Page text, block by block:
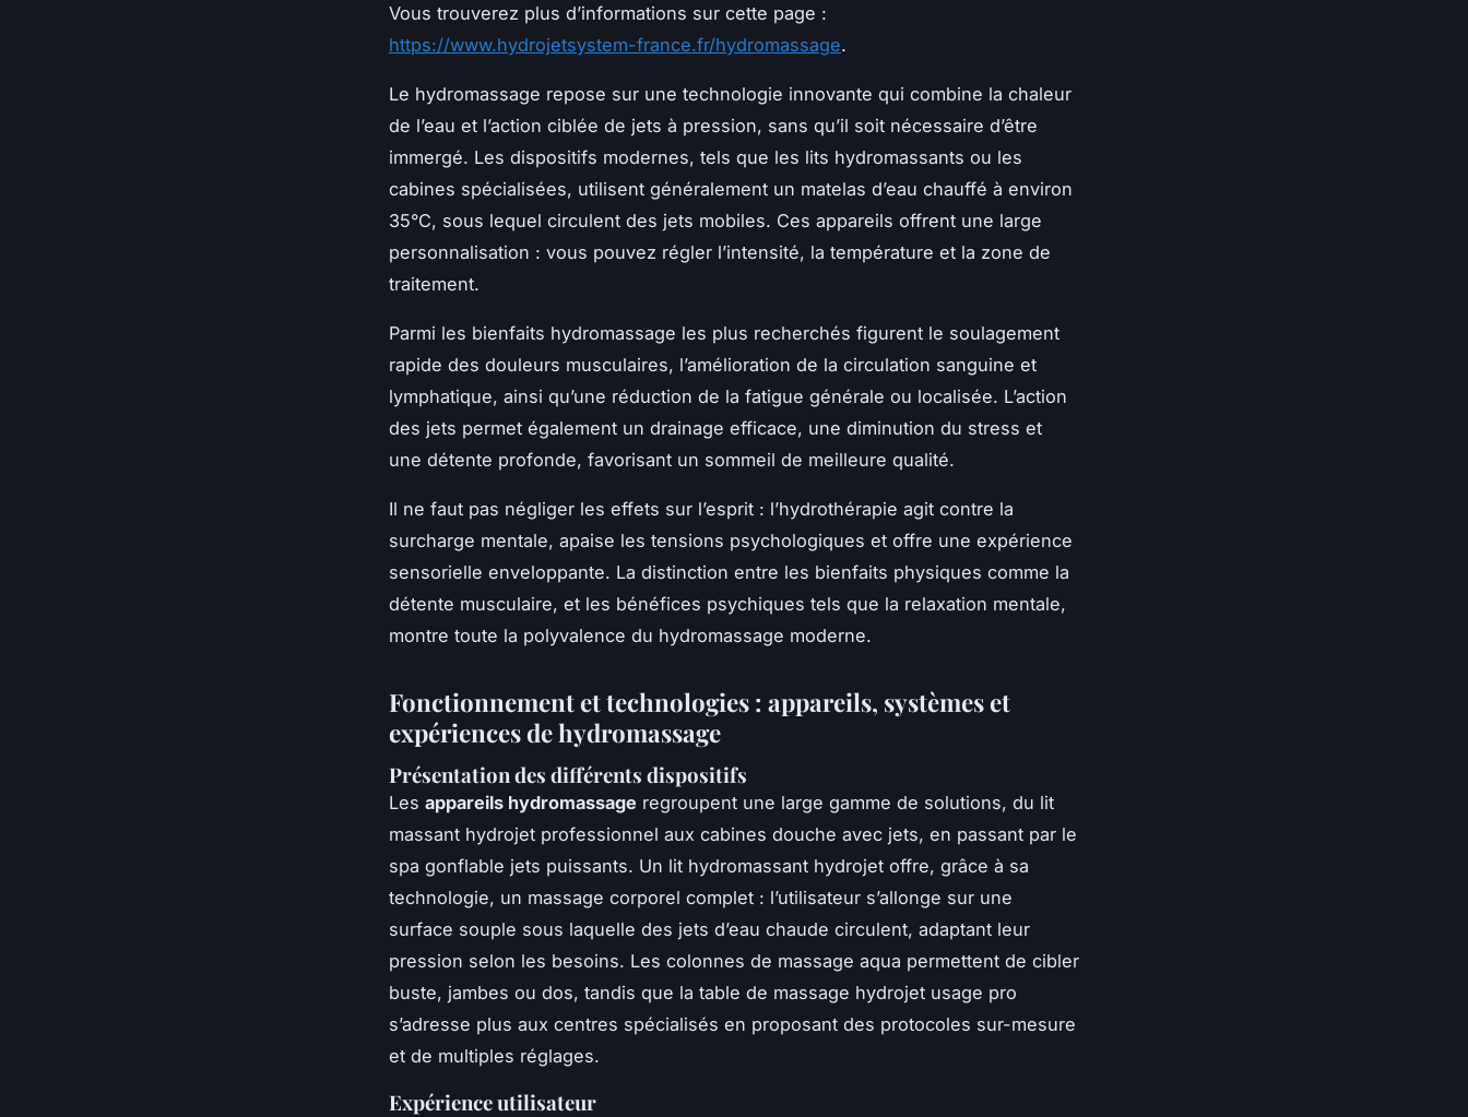
Vous trouverez plus d’informations sur cette page :
https://www.hydrojetsystem-france.fr/hydromassage.
Le hydromassage repose sur une technologie innovante qui combine la chaleur
de l’eau et l’action ciblée de jets à pression, sans qu’il soit nécessaire d’être
immergé. Les dispositifs modernes, tels que les lits hydromassants ou les
cabines spécialisées, utilisent généralement un matelas d’eau chauffé à environ
35°C, sous lequel circulent des jets mobiles. Ces appareils offrent une large
personnalisation : vous pouvez régler l’intensité, la température et la zone de
traitement.
Parmi les bienfaits hydromassage les plus recherchés figurent le soulagement
rapide des douleurs musculaires, l’amélioration de la circulation sanguine et
lymphatique, ainsi qu’une réduction de la fatigue générale ou localisée. L’action
des jets permet également un drainage efficace, une diminution du stress et
une détente profonde, favorisant un sommeil de meilleure qualité.
Il ne faut pas négliger les effets sur l’esprit : l’hydrothérapie agit contre la
surcharge mentale, apaise les tensions psychologiques et offre une expérience
sensorielle enveloppante. La distinction entre les bienfaits physiques comme la
détente musculaire, et les bénéfices psychiques tels que la relaxation mentale,
montre toute la polyvalence du hydromassage moderne.
Fonctionnement et technologies : appareils, systèmes et
expériences de hydromassage
Présentation des différents dispositifs
Les appareils hydromassage regroupent une large gamme de solutions, du lit
massant hydrojet professionnel aux cabines douche avec jets, en passant par le
spa gonflable jets puissants. Un lit hydromassant hydrojet offre, grâce à sa
technologie, un massage corporel complet : l’utilisateur s’allonge sur une
surface souple sous laquelle des jets d’eau chaude circulent, adaptant leur
pression selon les besoins. Les colonnes de massage aqua permettent de cibler
buste, jambes ou dos, tandis que la table de massage hydrojet usage pro
s’adresse plus aux centres spécialisés en proposant des protocoles sur-mesure
et de multiples réglages.
Expérience utilisateur